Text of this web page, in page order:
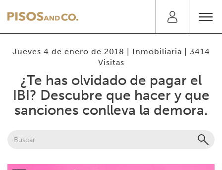
Jueves 4 de enero de 2018 | Inmobiliaria | 3414
Visitas
¿Te has olvidado de pagar el
IBI? Descubre que hacer y que
sanciones conlleva la demora.